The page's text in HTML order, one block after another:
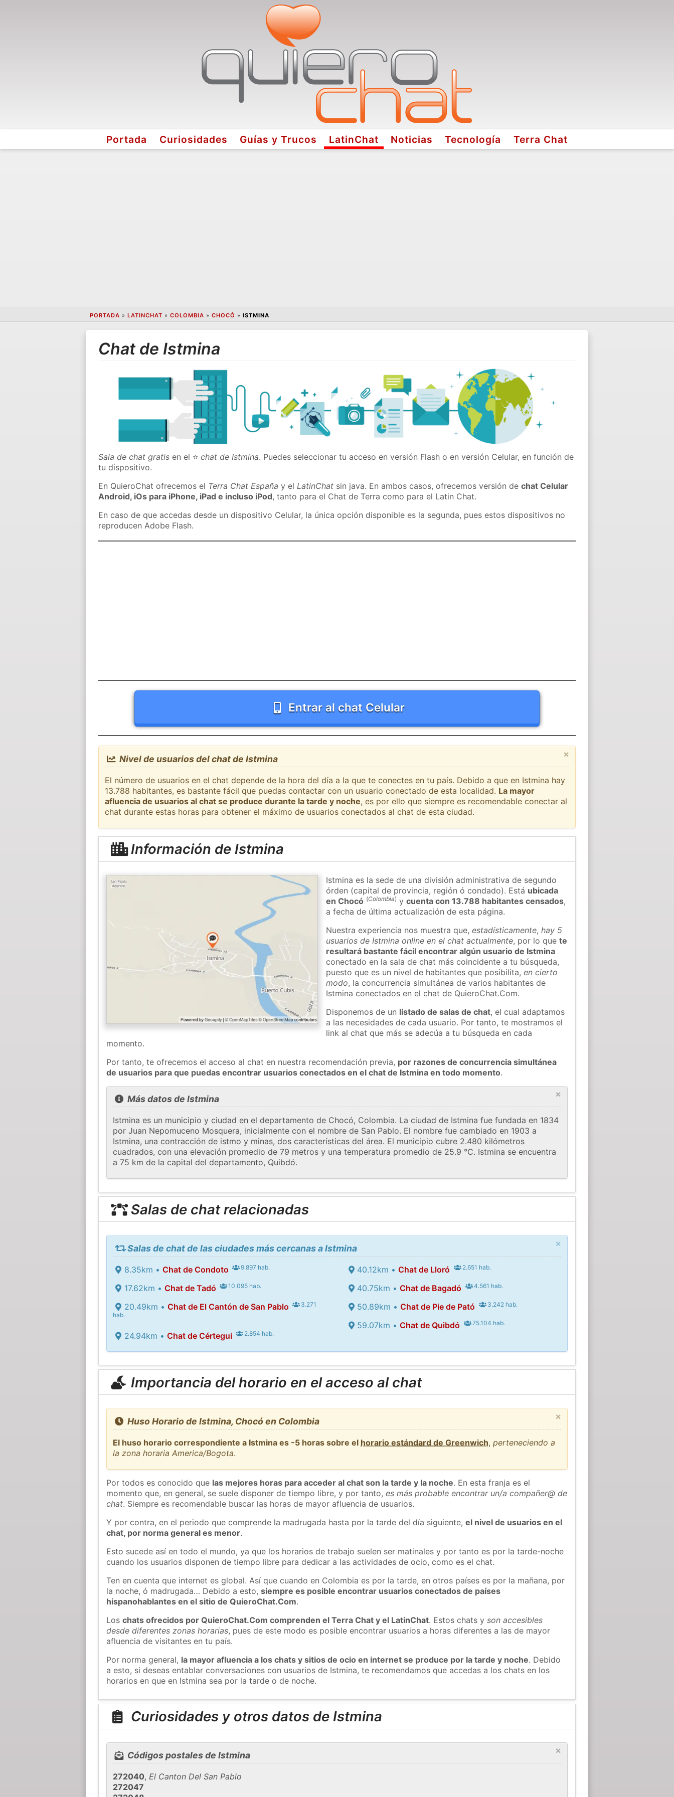
Portada Curiosidades Guías y Trucos LatinChat Noticias Tecnología Terra Chat
PORTADA » LATINCHAT » COLOMBIA » CHOCÓ » ISTMINA
Chat de Istmina
Sala de chat gratis en el ⭐chat de Istmina. Puedes seleccionar tu acceso en versión Flash o en versión Celular, en función de
tu dispositivo.
En QuieroChat ofrecemos el Terra Chat España y elLatinChat sin java. En ambos casos, ofrecemos versión dechat Celular
Android, iOs para iPhone, iPad e incluso iPod, tanto para el Chat de Terra como para el Latin Chat.
En caso de que accedas desde un dispositivo Celular, la única opción disponible es la segunda, pues estos dispositivos no
reproducen Adobe Flash.
Entrar al chat Celular
×
Nivel de usuarios del chat de Istmina
El número de usuarios en el chat depende de la hora del día a la que te conectes en tu país. Debido a que en Istmina hay
13.788 habitantes, es bastante fácil que puedas contactar con un usuario conectado de esta localidad. La mayor
afluencia de usuarios al chat se produce durante la tarde y noche, es por ello que siempre es recomendable conectar al
chat durante estas horas para obtener el máximo de usuarios conectados al chat de esta ciudad.
Información de Istmina
Istmina es la sede de una división administrativa de segundo
órden (capital de provincia, región ó condado). Está ubicada
en Chocó (Colombia) ycuenta con 13.788 habitantes censados,
a fecha de última actualización de esta página.
Nuestra experiencia nos muestra que,estadísticamente,hay 5
usuarios de Istmina online en el chat actualmente, por lo quete
resultará bastante fácil encontrar algún usuario de Istmina
conectado en la sala de chat más coincidente a tu búsqueda,
puesto que es un nivel de habitantes que posibilita,en cierto
modo, la concurrencia simultánea de varios habitantes de
Istmina conectados en el chat de QuieroChat.Com.
Disponemos de un listado de salas de chat, el cual adaptamos
a las necesidades de cada usuario. Por tanto, te mostramos el
link al chat que más se adecúa a tu búsqueda en cada
momento.
Por tanto, te ofrecemos el acceso al chat en nuestra recomendación previa, por razones de concurrencia simultánea
de usuarios para que puedas encontrar usuarios conectados en el chat de Istmina en todo momento.
×
Más datos de Istmina
Istmina es un municipio y ciudad en el departamento de Chocó, Colombia. La ciudad de Istmina fue fundada en 1834
por Juan Nepomuceno Mosquera, inicialmente con el nombre de San Pablo. El nombre fue cambiado en 1903 a
Istmina, una contracción de istmo y minas, dos características del área. El municipio cubre 2.480 kilómetros
cuadrados, con una elevación promedio de 79 metros y una temperatura promedio de 25.9 °C. Istmina se encuentra
a 75 km de la capital del departamento, Quibdó.
Salas de chat relacionadas
×
Salas de chat de las ciudades más cercanas a Istmina
8.35km • Chat de Condoto 9.897 hab.
17.62km • Chat de Tadó 10.095 hab.
20.49km • Chat de El Cantón de San Pablo
3.271
hab.
24.94km • Chat de Cértegui 2.854 hab.
40.12km •Chat de Lloró 2.651 hab.
40.75km •Chat de Bagadó 4.561 hab.
50.89km •Chat de Pie de Pató 3.242 hab.
59.07km •Chat de Quibdó 75.104 hab.
Importancia del horario en el acceso al chat
×
Huso Horario de Istmina, Chocó en Colombia
El huso horario correspondiente a Istmina es -5 horas sobre el horario estándard de Greenwich,perteneciendo a
la zona horaria America/Bogota.
Por todos es conocido que las mejores horas para acceder al chat son la tarde y la noche. En esta franja es el
momento que, en general, se suele disponer de tiempo libre, y por tanto,es más probable encontrar un/a compañer@ de
chat. Siempre es recomendable buscar las horas de mayor afluencia de usuarios.
Y por contra, en el periodo que comprende la madrugada hasta por la tarde del día siguiente,el nivel de usuarios en el
chat, por norma general es menor.
Esto sucede así en todo el mundo, ya que los horarios de trabajo suelen ser matinales y por tanto es por la tarde-noche
cuando los usuarios disponen de tiempo libre para dedicar a las actividades de ocio, como es el chat.
Ten en cuenta que internet es global. Así que cuando en Colombia es por la tarde, en otros países es por la mañana, por
la noche, ó madrugada… Debido a esto,siempre es posible encontrar usuarios conectados de países
hispanohablantes en el sitio de QuieroChat.Com.
Loschats ofrecidos por QuieroChat.Com comprenden el Terra Chat y el LatinChat. Estos chats yson accesibles
desde diferentes zonas horarias, pues de este modo es posible encontrar usuarios a horas diferentes a las de mayor
afluencia de visitantes en tu país.
Por norma general, la mayor afluencia a los chats y sitios de ocio en internet se produce por la tarde y noche. Debido
a esto, si deseas entablar conversaciones con usuarios de Istmina, te recomendamos que accedas a los chats en los
horarios en que en Istmina sea por la tarde o de noche.
Curiosidades y otros datos de Istmina
×
Códigos postales de Istmina
272040,El Canton Del San Pablo
272047